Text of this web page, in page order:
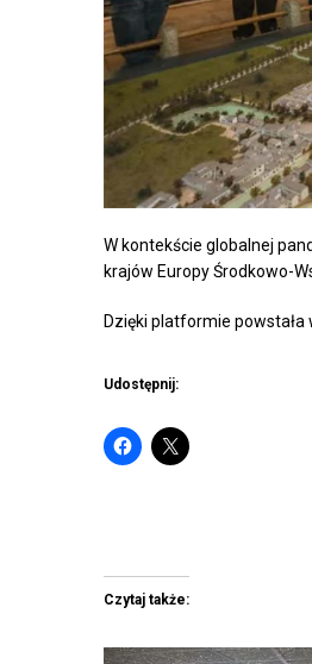
W kontekście globalnej
krajów Europy Środkowo-
Dzięki platformie
Udostępnij:
Czytaj także: